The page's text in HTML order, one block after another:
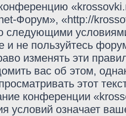
Форум», «http://
следующими
и не пользуйтесь
изменять эти
вас об этом,
этот
конференции
условий означает